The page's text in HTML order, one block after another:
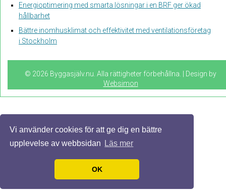
Vi använder cookies för att ge dig en bättre
upplevelse av webbsidan
Läs mer
OK
Energioptimering med smarta lösningar i en BRF ger ökad
hållbarhet
Bättre inomhusklimat och effektivitet med ventilationsföretag
i Stockholm
© 2026 Byggasjälv.nu. Alla rättigheter förbehållna. | Design by
Websimon